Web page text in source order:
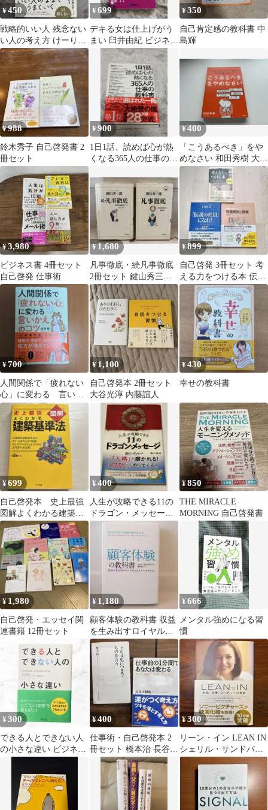
¥450
戦略的いい人 残念ない
い人の考え方 けーりん
帯有 ビジネス 人間関
係 自己啓発
¥699
デキる女は仕上げがう
まい 臼井由紀 ビジネス
¥350
自己肯定感の教科書 中
島輝
¥988
鈴木秀子 自己啓発書 2
冊セット
¥900
1日1話、読めば心が熱
くなる365人の仕事の教
¥400
「こうあるべき」をや
めなさい 和田秀樹 大和
書房 自己啓発 鬱 うつ
¥3,980
ビジネス書 4冊セット
自己啓発 仕事術
¥1,680
凡事徹底・続凡事徹底
2冊セット 鍵山秀三郎
致知出版社 自己啓発 ビ
ジネス書
¥899
自己啓発 3冊セット 考
える力をつける本 伝説
の社員になれ 問題解決
の授業
¥700
人間関係で「疲れない
心」に変わる 言いか
えのコツ
¥1,100
自己啓発本 2冊セット
大谷光淳 内藤誼人
¥430
幸せの教科書
¥699
自己啓発本 史上最強
図解よくわかる建築基
準法
¥400
人生が攻略できる11の
ドラゴン・メッセージ
柳川隆光
¥850
THE MIRACLE
MORNING 自己啓発書
¥ 1,980
自己啓発・エッセイ関
連書籍 12冊セット
¥ 1,180
顧客体験の教科書 収益
を生み出すロイヤルカ
スタマーの作り方
¥666
メンタル強めになる習
慣
¥ 300
できる人とできない人
の小さな違い ビジネス
¥400
仕事術・自己啓発本 2
冊セット 橋本治 長谷川
和廣
¥300
リーン・イン LEAN IN
シェリル・サンドバー
グ ビジネス書 自己啓
発 女性